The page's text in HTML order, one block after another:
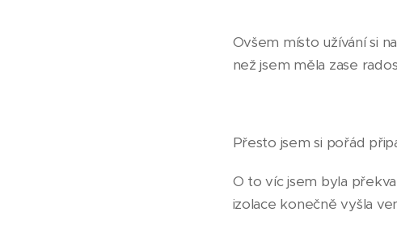
Ovšem místo užívání si
než jsem měla zase
Přesto jsem si pořád
O to víc jsem byla
izolace konečně vyšla